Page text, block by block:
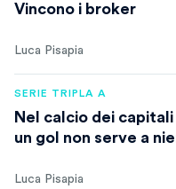
Vincono i broker
Luca Pisapia
SERIE TRIPLA A
Nel calcio dei
un gol non serve a
Luca Pisapia